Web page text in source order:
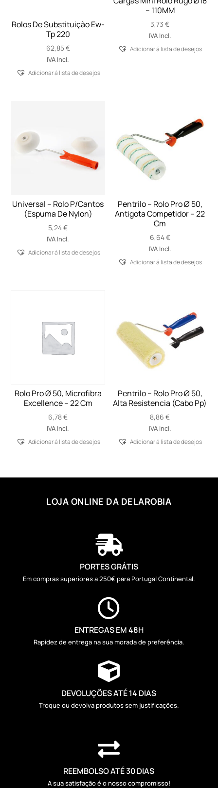
Rolos De Substituição Ew-
Tp 220
62,85€
IVA Incl.
Adicionar á lista de desejos
– 110MM
3,73€
IVA Incl.
Adicionar á lista de desejos
Universal – Rolo P/Cantos
(Espuma De Nylon)
5,24€
IVA Incl.
Adicionar á lista de desejos
Pentrilo – Rolo Pro Ø 50,
Antigota Competidor – 22
Cm
6,64€
IVA Incl.
Adicionar á lista de desejos
Rolo Pro Ø 50, Microfibra
Excellence – 22 Cm
6,78€
IVA Incl.
Adicionar á lista de desejos
Pentrilo – Rolo Pro Ø 50,
Alta Resistencia (Cabo Pp)
8,86€
IVA Incl.
Adicionar á lista de desejos
LOJA ONLINE DA DELAROBIA

PORTES GRÁTIS
Em compras superiores a 250€ para Portugal Continental.

ENTREGAS EM 48H
Rapidez de entrega na sua morada de preferência.

DEVOLUÇÕES ATÉ 14 DIAS
Troque ou devolva produtos sem justificações.

REEMBOLSO ATÉ 30 DIAS
A sua satisfação é o nosso compromisso!